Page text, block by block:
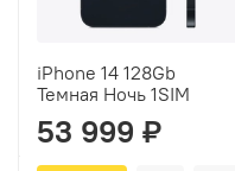
iPhone 14 128Gb
Темная Ночь 1SIM
53 999 ₽